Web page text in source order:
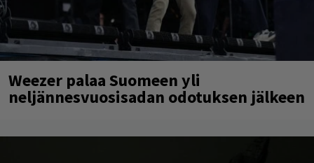
Weezer palaa Suomeen yli
neljännesvuosisadan odotuksen jälkeen